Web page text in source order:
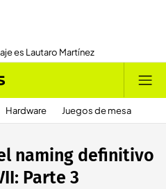
es Lautaro Martínez
Hardware Juegos de mesa
naming definitivo
Parte 3